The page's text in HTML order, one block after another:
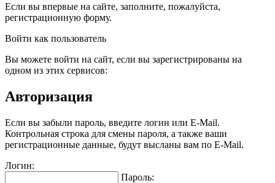
Если вы впервые на сайте, заполните, пожалуйста,
регистрационную форму.
Войти как пользователь
Вы можете войти на сайт, если вы зарегистрированы на
одном из этих сервисов:
Авторизация
Если вы забыли пароль, введите логин или E-Mail.
Контрольная строка для смены пароля, а также ваши
регистрационные данные, будут высланы вам по E-Mail.
Логин:
Пароль: